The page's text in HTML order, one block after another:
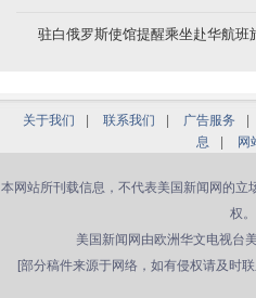
驻白俄罗斯使馆提醒乘坐赴华航班
关于我们 | 联系我们 | 广告服务 |
息
| 网
本网站所刊载信息，不代表美国新闻网的立
权。
美国新闻网由欧洲华文电视台
[部分稿件来源于网络，如有侵权请及时